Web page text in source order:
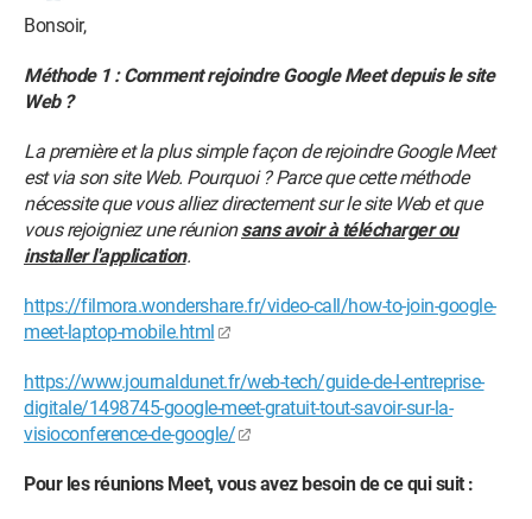
Bonsoir,
Méthode 1 : Comment rejoindre Google Meet depuis le site
Web ?
La première et la plus simple façon de rejoindre Google Meet
est via son site Web. Pourquoi ? Parce que cette méthode
nécessite que vous alliez directement sur le site Web et que
vous rejoigniez une réunionsans avoir à télécharger ou
installer l'application.
https://filmora.wondershare.fr/video-call/how-to-join-google-
meet-laptop-mobile.html
https://www.journaldunet.fr/web-tech/guide-de-l-entreprise-
digitale/1498745-google-meet-gratuit-tout-savoir-sur-la-
visioconference-de-google/
Pour les réunions Meet, vous avez besoin de ce qui suit :